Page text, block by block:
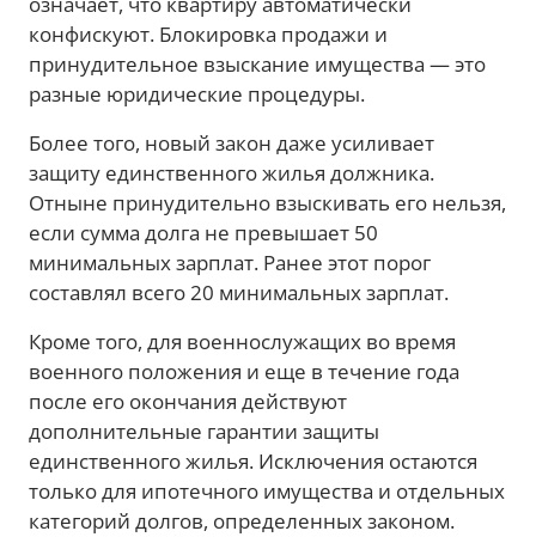
конфискуют. Блокировка продажи и
принудительное взыскание имущества — это
разные юридические процедуры.
Более того, новый закон даже усиливает
защиту единственного жилья должника.
Отныне принудительно взыскивать его нельзя,
если сумма долга не превышает 50
минимальных зарплат. Ранее этот порог
составлял всего 20 минимальных зарплат.
Кроме того, для военнослужащих во время
военного положения и еще в течение года
после его окончания действуют
дополнительные гарантии защиты
единственного жилья. Исключения остаются
только для ипотечного имущества и отдельных
категорий долгов, определенных законом.